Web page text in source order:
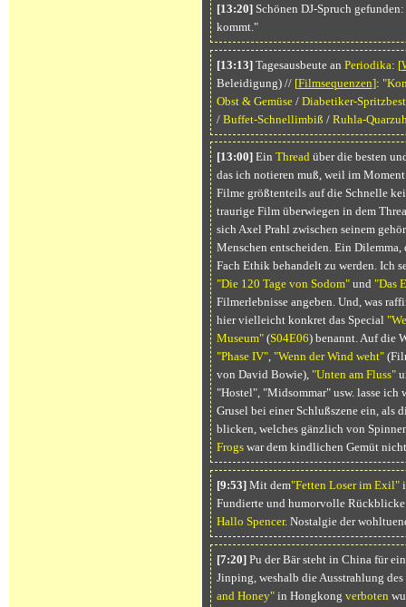
[13:20]Schönen DJ-Spruch
kommt."
[13:13]Tagesausbeute an Periodika: [
Beleidigung) // [Filmsequenzen]:
Obst & Gemüse/ Diabetiker-
/ Buffet-Schnellimbiß / Ruhla-
[13:00]Ein Thread über die besten
das ich notieren muß, weil im
Filme größtenteils auf die Schnelle
traurige Film überwiegen in dem
sich Axel Prahl zwischen seinem
Menschen entscheiden. Ein
Fach Ethik behandelt zu werden. Ich
"Die 120 Tage von Sodom"und "Das
Filmerlebnisse angeben. Und, was
hier vielleicht konkret das Special
Museum"(S04E06) benannt. Auf die
"Phase IV", "Wenn der Wind weht"
von David Bowie), "Unten am Fluss"
"Hostel", "Midsommar" usw. lasse
Grusel bei einer Schlußszene ein, als
blicken, welches gänzlich von
Frogswar dem kindlichen Gemüt
[9:53]Mit dem"Fetten Loser im Exil"
Fundierte und humorvolle
Hallo Spencer. Nostalgie der
[7:20]Pu der Bär steht in China für
Jinping, weshalb die Ausstrahlung
and Honey"in Hongkong verboten